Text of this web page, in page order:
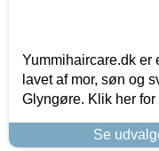
Yummihaircare.dk er
lavet af mor, søn og
Glyngøre. Klik her
Se